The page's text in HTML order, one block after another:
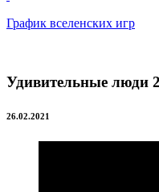
График вселенских игр
Удивительные люди
26.02.2021